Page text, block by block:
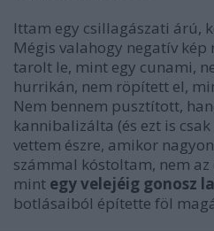
Ittam egy csillagászati árú,
Mégis valahogy negatív
tarolt le, mint egy cunami,
hurrikán, nem röpített el,
Nem bennem pusztított,
kannibalizálta (és ezt is
vettem észre, amikor
számmal kóstoltam, nem
mint egy velejéig gonosz
botlásaiból építette föl